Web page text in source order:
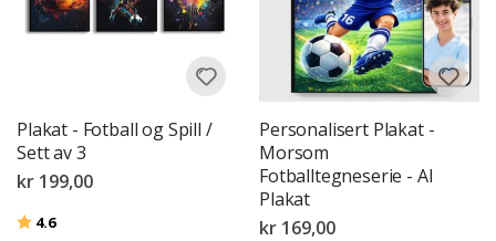
Plakat - Fotball og Spill /
Sett av 3
kr 199,00
Karakter:
4.6av 5 mulige
Personalisert Plakat -
Morsom
Fotballtegneserie - AI
Plakat
kr 169,00